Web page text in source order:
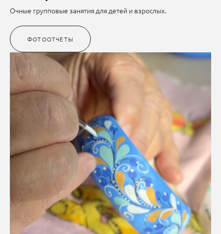
Очные групповые занятия для детей и взрослых.
ФОТООТЧЕТЫ